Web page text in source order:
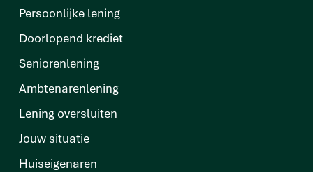
Persoonlijke lening
Doorlopend krediet
Seniorenlening
Ambtenarenlening
Lening oversluiten
Jouw situatie
Huiseigenaren